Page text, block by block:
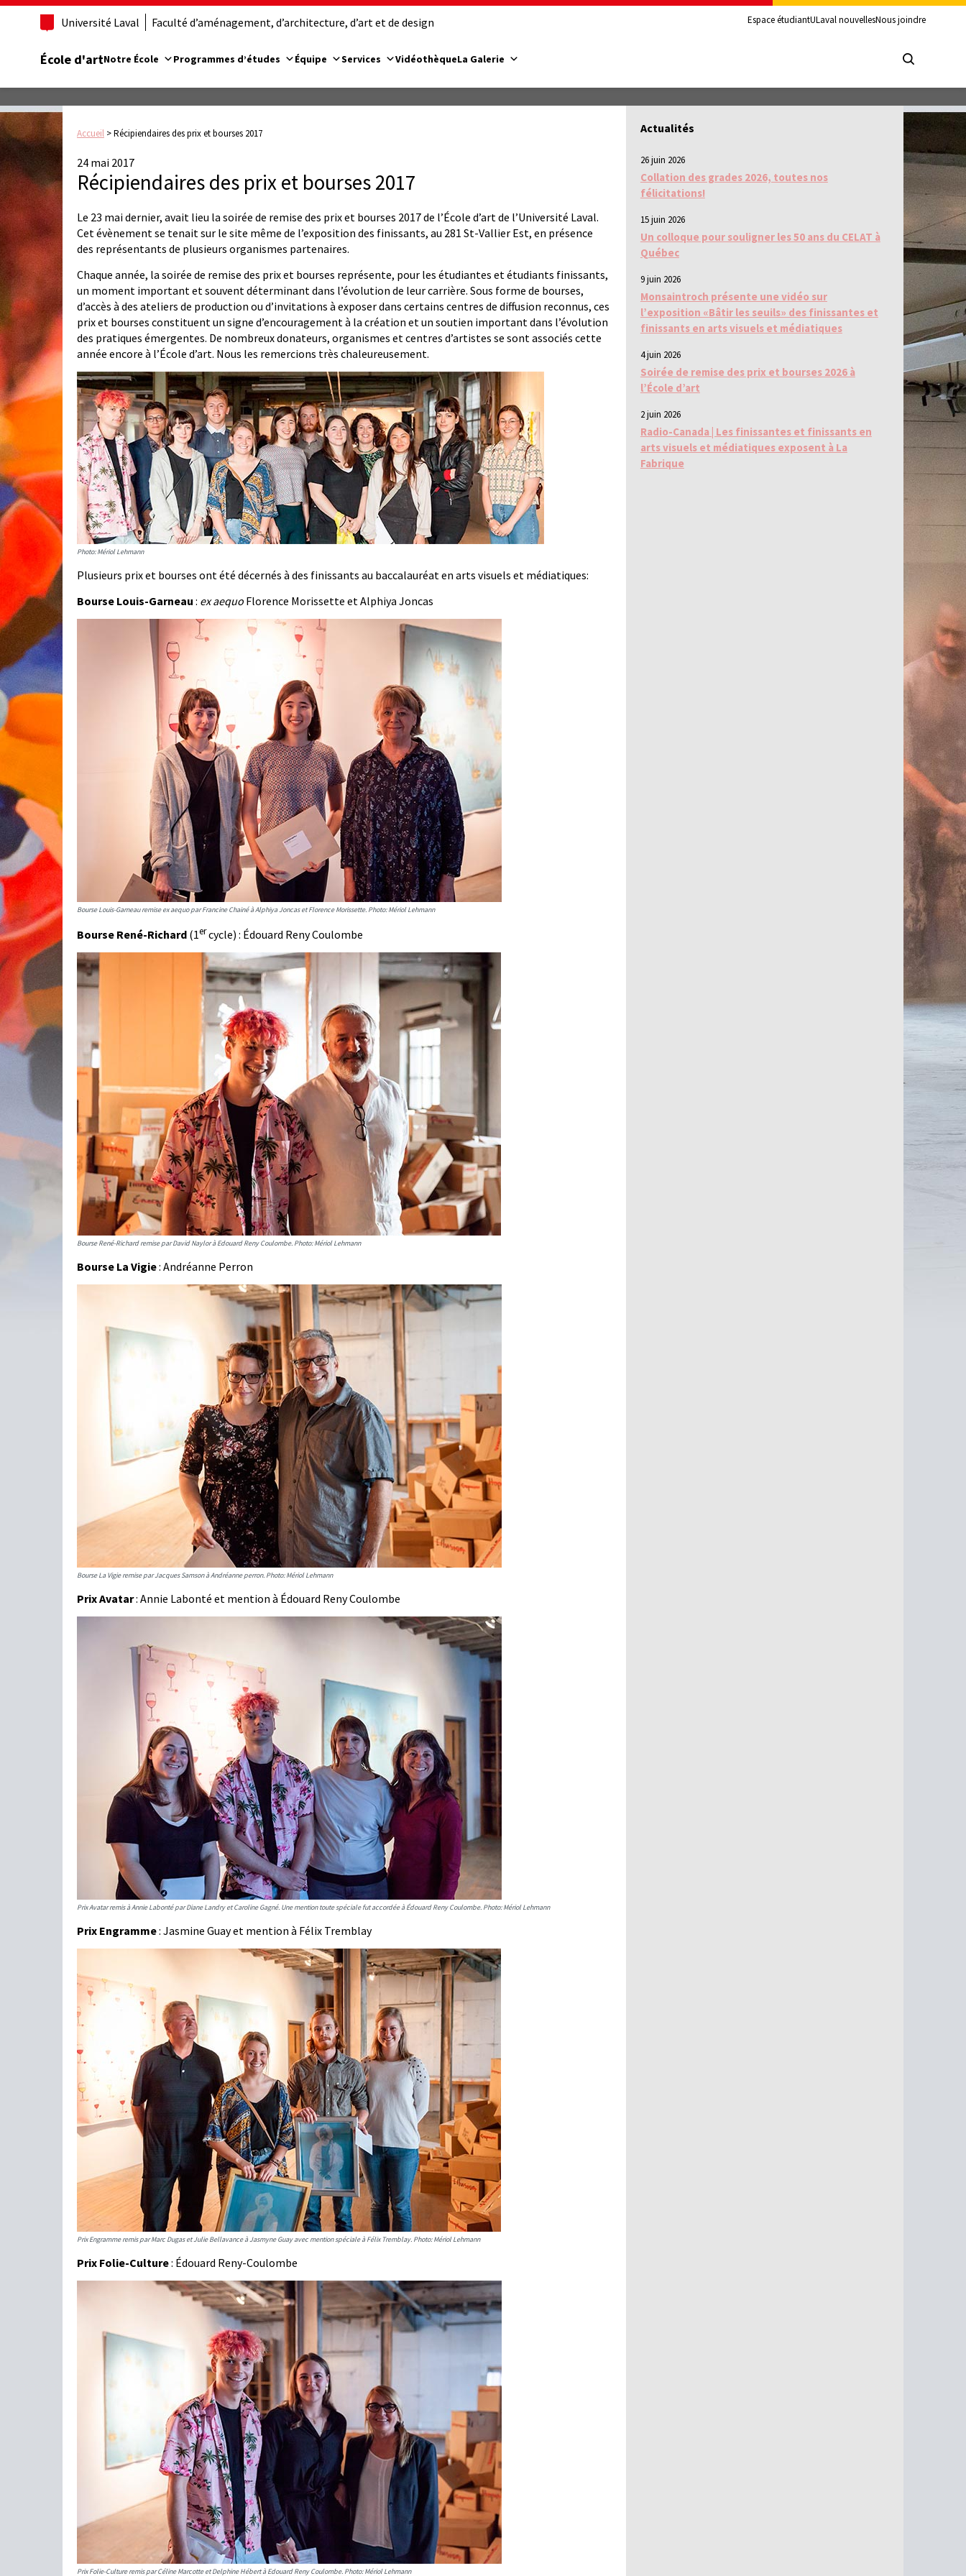
Université Laval Faculté d’aménagement, d’architecture, d’art et de design Espace étudiantULaval nouvellesNous joindre
École d'artNotre École Programmes d’études Équipe Services VidéothèqueLa Galerie
Accueil >Récipiendaires des prix et bourses 2017
24 mai 2017
Récipiendaires des prix et bourses 2017
Le 23 mai dernier, avait lieu la soirée de remise des prix et bourses 2017 de l’École d’art de l’Université Laval.
Cet évènement se tenait sur le site même de l’exposition des finissants, au 281 St-Vallier Est, en présence
des représentants de plusieurs organismes partenaires.
Chaque année, la soirée de remise des prix et bourses représente, pour les étudiantes et étudiants finissants,
un moment important et souvent déterminant dans l’évolution de leur carrière. Sous forme de bourses,
d’accès à des ateliers de production ou d’invitations à exposer dans certains centres de diffusion reconnus, ces
prix et bourses constituent un signe d’encouragement à la création et un soutien important dans l’évolution
des pratiques émergentes. De nombreux donateurs, organismes et centres d’artistes se sont associés cette
année encore à l’École d’art. Nous les remercions très chaleureusement.
Photo: Mériol Lehmann
Plusieurs prix et bourses ont été décernés à des finissants au baccalauréat en arts visuels et médiatiques:
Bourse Louis-Garneau : ex aequo Florence Morissette et Alphiya Joncas
Bourse Louis-Garneau remise ex aequo par Francine Chainé à Alphiya Joncas et Florence Morissette. Photo: Mériol Lehmann
Bourse René-Richard (1ercycle) : Édouard Reny Coulombe
Bourse René-Richard remise par David Naylor à Edouard Reny Coulombe. Photo: Mériol Lehmann
Bourse La Vigie: Andréanne Perron
Bourse La Vigie remise par Jacques Samson à Andréanne perron. Photo: Mériol Lehmann
Prix Avatar: Annie Labonté et mention à Édouard Reny Coulombe
Prix Avatar remis à Annie Labonté par Diane Landry et Caroline Gagné. Une mention toute spéciale fut accordée à Édouard Reny Coulombe. Photo: Mériol Lehmann
Prix Engramme: Jasmine Guay et mention à Félix Tremblay
Prix Engramme remis par Marc Dugas et Julie Bellavance à Jasmyne Guay avec mention spéciale à Félix Tremblay. Photo: Mériol Lehmann
Prix Folie-Culture: Édouard Reny-Coulombe
Prix Folie-Culture remis par Céline Marcotte et Delphine Hébert à Edouard Reny Coulombe. Photo: Mériol Lehmann
Actualités
26 juin 2026
Collation des grades 2026, toutes nos
félicitations!
15 juin 2026
Un colloque pour souligner les 50 ans du CELAT à
Québec
9 juin 2026
Monsaintroch présente une vidéo sur
l’exposition «Bâtir les seuils» des finissantes et
finissants en arts visuels et médiatiques
4 juin 2026
Soirée de remise des prix et bourses 2026 à
l’École d’art
2 juin 2026
Radio-Canada | Les finissantes et finissants en
arts visuels et médiatiques exposent à La
Fabrique